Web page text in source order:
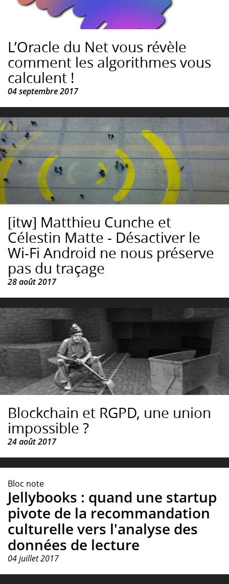
L’Oracle du Net vous révèle
comment les algorithmes vous
calculent !
04 septembre 2017
[itw] Matthieu Cunche et
Célestin Matte - Désactiver le
Wi-Fi Android ne nous préserve
pas du traçage
28 août 2017
Blockchain et RGPD, une union
impossible ?
24 août 2017
Bloc note
Jellybooks : quand une startup
pivote de la recommandation
culturelle vers l'analyse des
données de lecture
04 juillet 2017